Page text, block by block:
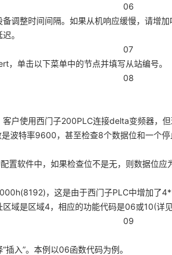
调整时间间隔。如果从机响应缓慢，请增
。
，单击以下菜单中的节点并填写从站编号。
客户使用西门子200PLC连接delta变频器，
波特率9600，甚至检查8个数据位和一个停
置软件中，如果检查位不是无，则数据位
，这是由于西门子PLC中增加了
域是区域4，相应的功能代码是06或10(详见
入”。本例以06函数代码为例。